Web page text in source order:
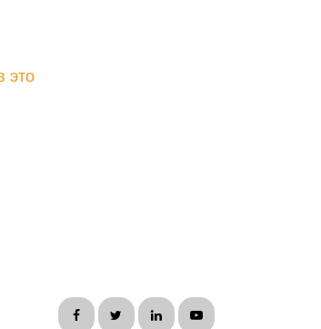
это